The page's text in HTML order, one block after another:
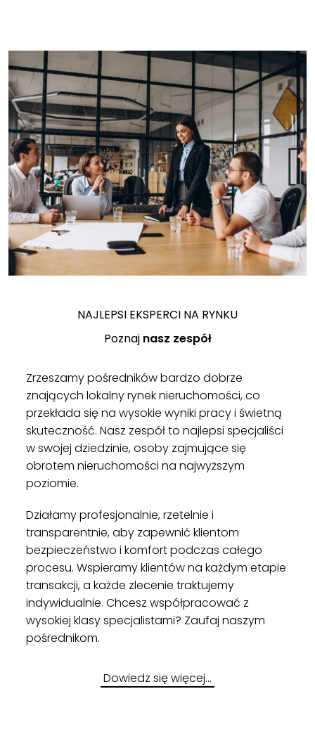
NAJLEPSI EKSPERCI NA RYNKU
Poznaj nasz zespół
Zrzeszamy pośredników bardzo dobrze
znających lokalny rynek nieruchomości, co
przekłada się na wysokie wyniki pracy i świetną
skuteczność. Nasz zespół to najlepsi specjaliści
w swojej dziedzinie, osoby zajmujące się
obrotem nieruchomości na najwyższym
poziomie.
Działamy profesjonalnie, rzetelnie i
transparentnie, aby zapewnić klientom
bezpieczeństwo i komfort podczas całego
procesu. Wspieramy klientów na każdym etapie
transakcji, a każde zlecenie traktujemy
indywidualnie. Chcesz współpracować z
wysokiej klasy specjalistami? Zaufaj naszym
pośrednikom.
Dowiedz się więcej…